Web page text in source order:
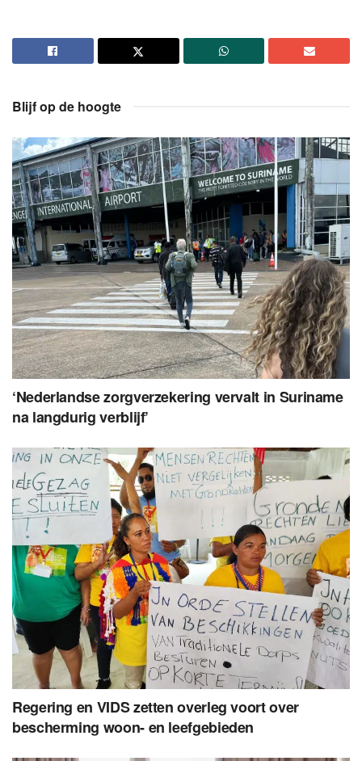
Blijf op de hoogte
‘Nederlandse zorgverzekering vervalt in Suriname
na langdurig verblijf’
Regering en VIDS zetten overleg voort over
bescherming woon- en leefgebieden